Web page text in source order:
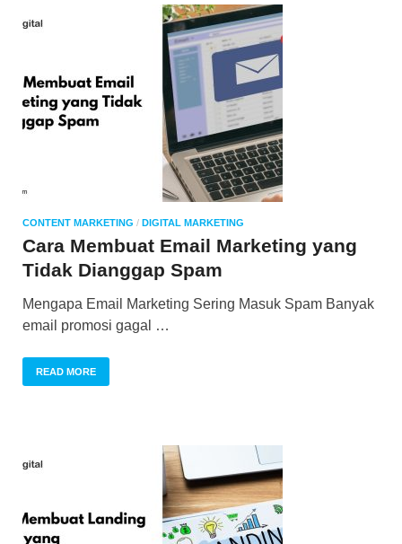
CONTENT MARKETING / DIGITAL MARKETING
Cara Membuat Email Marketing yang
Tidak Dianggap Spam
Mengapa Email Marketing Sering Masuk Spam Banyak
email promosi gagal …
READ MORE